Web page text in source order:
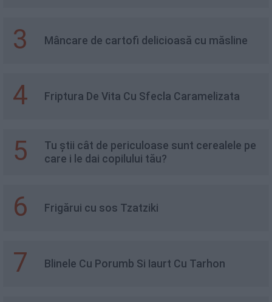
3 Mâncare de cartofi delicioasă cu măsline
4 Friptura De Vita Cu Sfecla Caramelizata
5
Tu știi cât de periculoase sunt cerealele pe
care i le dai copilului tău?
6 Frigărui cu sos Tzatziki
7 Blinele Cu Porumb Si Iaurt Cu Tarhon